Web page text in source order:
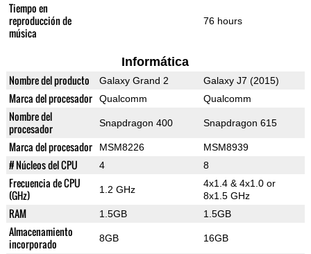
Tiempo en
reproducción de
música
76 hours
Informática
Nombre del producto Galaxy Grand 2 Galaxy J7 (2015)
Marca del procesador Qualcomm Qualcomm
Nombre del
procesador
Snapdragon 400 Snapdragon 615
Marca del procesador MSM8226 MSM8939
# Núcleos del CPU 4 8
Frecuencia de CPU
(GHz)
1.2 GHz
4x1.4 & 4x1.0 or
8x1.5 GHz
RAM 1.5GB 1.5GB
Almacenamiento
incorporado
8GB 16GB